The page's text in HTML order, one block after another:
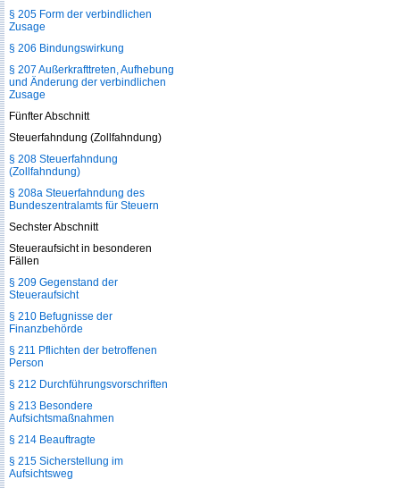
§ 205 Form der verbindlichen
Zusage
§ 206 Bindungswirkung
§ 207 Außerkrafttreten, Aufhebung
und Änderung der verbindlichen
Zusage
Fünfter Abschnitt
Steuerfahndung (Zollfahndung)
§ 208 Steuerfahndung
(Zollfahndung)
§ 208a Steuerfahndung des
Bundeszentralamts für Steuern
Sechster Abschnitt
Steueraufsicht in besonderen
Fällen
§ 209 Gegenstand der
Steueraufsicht
§ 210 Befugnisse der
Finanzbehörde
§ 211 Pflichten der betroffenen
Person
§ 212 Durchführungsvorschriften
§ 213 Besondere
Aufsichtsmaßnahmen
§ 214 Beauftragte
§ 215 Sicherstellung im
Aufsichtsweg